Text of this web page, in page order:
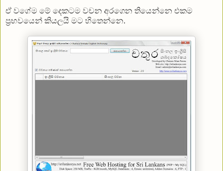
ඒ වගේම මේ දෙකටම වචන අරගෙන තියෙන්නෙ එකම
ප්‍රභවයෙන් කියලයි මට හිතෙන්නෙ.